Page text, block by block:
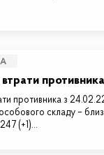
втрати
противника з
складу –
247 (+1)…